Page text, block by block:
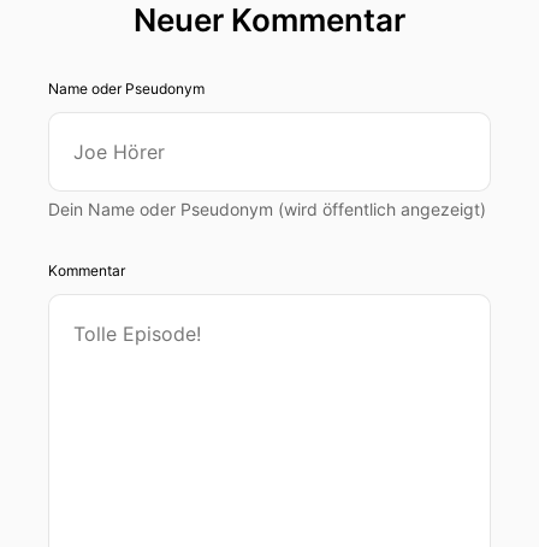
Neuer Kommentar
Name oder Pseudonym
Dein Name oder Pseudonym (wird öffentlich angezeigt)
Kommentar